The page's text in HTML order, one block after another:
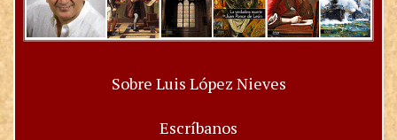
Sobre Luis López Nieves
Escríbanos